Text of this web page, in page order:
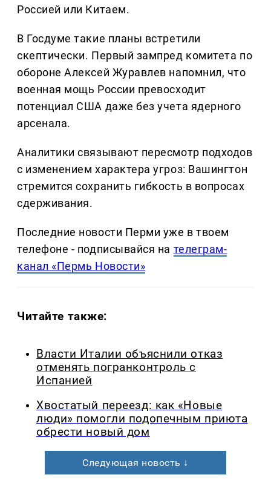
Россией или Китаем.
В Госдуме такие планы встретили
скептически. Первый зампред комитета по
обороне Алексей Журавлев напомнил, что
военная мощь России превосходит
потенциал США даже без учета ядерного
арсенала.
Аналитики связывают пересмотр подходов
с изменением характера угроз: Вашингтон
стремится сохранить гибкость в вопросах
сдерживания.
Последние новости Перми уже в твоем
телефоне - подписывайся на телеграм-
канал «Пермь Новости»
Читайте также:
Власти Италии объяснили отказ
отменять погранконтроль с
Испанией
Хвостатый переезд: как «Новые
люди» помогли подопечным приюта
обрести новый дом
Следующая новость ↓